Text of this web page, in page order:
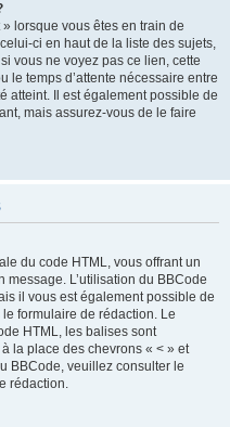
lorsque vous êtes en train de
ci en haut de la liste des sujets,
vous ne voyez pas ce lien, cette
le temps d’attente nécessaire entre
atteint. Il est également possible de
mais assurez-vous de le faire
du code HTML, vous offrant un
message. L’utilisation du BBCode
il vous est également possible de
formulaire de rédaction. Le
HTML, les balises sont
la place des chevrons « < » et
BBCode, veuillez consulter le
rédaction.